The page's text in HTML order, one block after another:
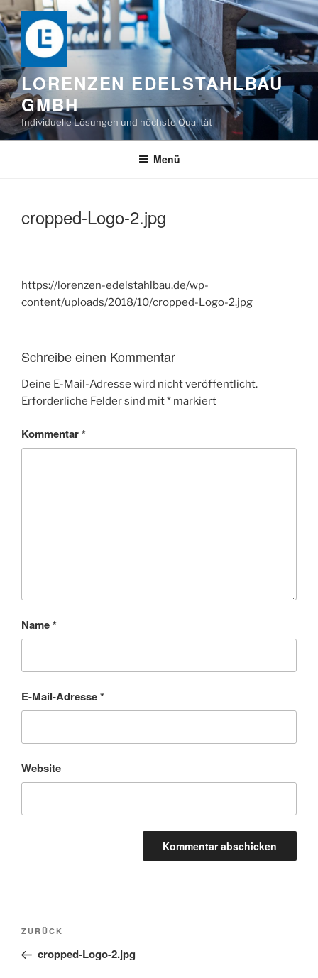
Zum
Inhalt
springen
LORENZEN EDELSTAHLBAU
GMBH
Individuelle Lösungen und höchste Qualität
Menü
cropped-Logo-2.jpg
https://lorenzen-edelstahlbau.de/wp-
content/uploads/2018/10/cropped-Logo-2.jpg
Schreibe einen Kommentar
Deine E-Mail-Adresse wird nicht veröffentlicht.
Erforderliche Felder sind mit* markiert
Kommentar*
Name*
E-Mail-Adresse*
Website
Beitragsnavigation
Vorheriger
Beitrag
ZURÜCK
cropped-Logo-2.jpg